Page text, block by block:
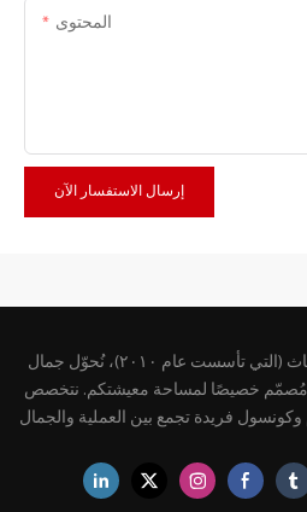
المحتوى
إرسال الاستفسار الآن
في شركة جيانغمن تشونفو للأثاث (التي تأسست عام ٢٠١٠)، نُحوّل جمال
مُصمّم خصيصًا لمساحة معيشتكم. نتخصص